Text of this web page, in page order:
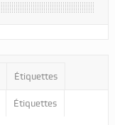
Étiquettes
Étiquettes